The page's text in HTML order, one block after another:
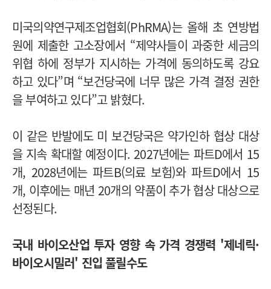
미국의약연구제조업협회(PhRMA)는 올해 초 연방법
원에 제출한 고소장에서 “제약사들이 과중한 세금의
위협 하에 정부가 지시하는 가격에 동의하도록 강요
하고 있다”며 “보건당국에 너무 많은 가격 결정 권한
을 부여하고 있다”고 밝혔다.
이 같은 반발에도 미 보건당국은 약가인하 협상 대상
을 지속 확대할 예정이다. 2027년에는 파트D에서 15
개, 2028년에는 파트B(의료 보험)와 파트D에서 15
개, 이후에는 매년 20개의 약품이 추가 협상 대상으로
선정된다.
국내 바이오산업 투자 영향 속 가격 경쟁력 '제네릭·
바이오시밀러' 진입 풀릴수도